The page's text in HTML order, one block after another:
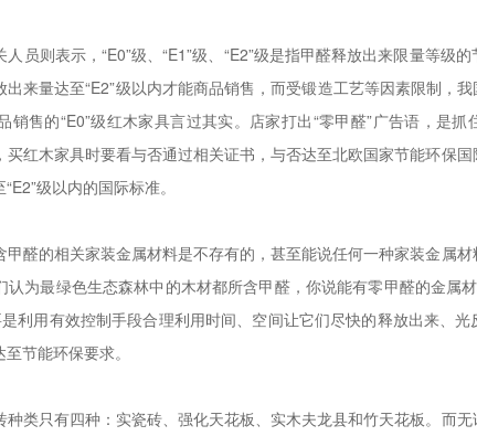
员则表示，“E0”级、“E1”级、“E2”级是指甲醛释放出来限量等级
来量达至“E2”级以内才能商品销售，而受锻造工艺等因素限制，
销售的“E0”级红木家具言过其实。店家打出“零甲醛”广告语，是
红木家具时要看与否通过相关证书，与否达至北欧国家节能环保
级以内的国际标准。
醛的相关家装金属材料是不存有的，甚至能说任何一种家装金属材
为最绿色生态森林中的木材都所含甲醛，你说能有零甲醛的金属
利用有效控制手段合理利用时间、空间让它们尽快的释放出来、
节能环保要求。
类只有四种：实瓷砖、强化天花板、实木夫龙县和竹天花板。而